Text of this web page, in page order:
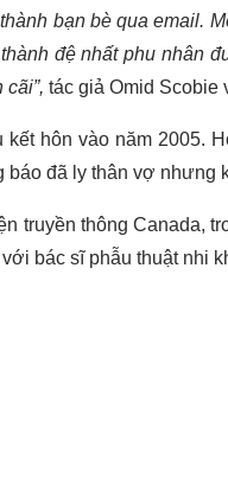
bạn bè qua email.
đệ nhất phu nhân
cãi”, tác giả Omid Scobie
kết hôn vào năm 2005.
báo đã ly thân vợ nhưng
truyền thông Canada,
bác sĩ phẫu thuật nhi